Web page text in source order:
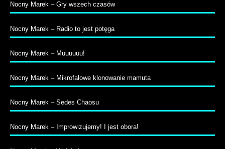
Nocny Marek – Gry wszech czasów
Nocny Marek – Radio to jest potęga
Nocny Marek – Muuuuuu!
Nocny Marek – Mikrofalowe klonowanie mamuta
Nocny Marek – Sedes Chaosu
Nocny Marek – Improwizujemy! I jest obora!